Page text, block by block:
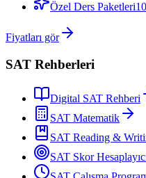
Özel Ders Paketleri
Fiyatları gör
SAT Rehberleri
Digital SAT Rehberi
SAT Matematik
SAT Reading &
SAT Skor